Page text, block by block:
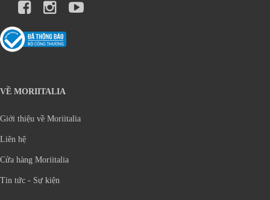
VỀ MORIITALIA
Giới thiệu về Moriitalia
Liên hệ
Cửa hàng Moriitalia
Tin tức - Sự kiện